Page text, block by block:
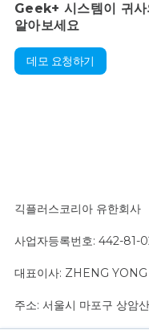
Geek+ 시스템이 귀사
알아보세요
데모 요청하기
긱플러스코리아 유한회사
사업자등록번호: 442-81-
대표이사: ZHENG YONG
주소: 서울시 마포구 상암